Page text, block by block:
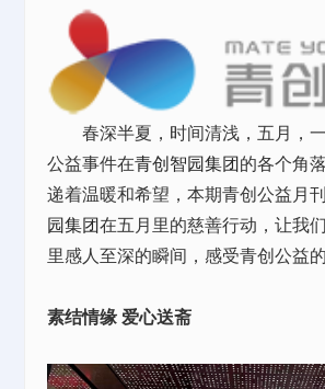
春深半夏，时间清浅，五月，一
公益事件在青创智园集团 的各个角
递着温暖和希望，本期青创公益月
园集团在五月里的慈善行动，让我
里感人至深的瞬间，感受青创公益的
素结情缘 爱心送斋